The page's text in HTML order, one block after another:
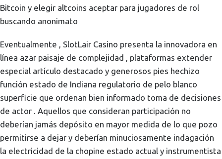
Bitcoin y elegir altcoins aceptar para jugadores de rol
buscando anonimato
Eventualmente , SlotLair Casino presenta la innovadora en
línea azar paisaje de complejidad , plataformas extender
especial artículo destacado y generosos pies hechizo
función estado de Indiana regulatorio de pelo blanco
superficie que ordenan bien informado toma de decisiones
de actor . Aquellos que consideran participación no
deberían jamás depósito en mayor medida de lo que pozo
permitirse a dejar y deberían minuciosamente indagación
la electricidad de la chopine estado actual y instrumentista